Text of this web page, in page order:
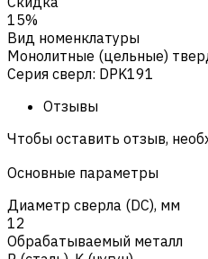
15%
Вид номенклатуры
Монолитные (цельные)
Серия сверл: DPK191
Отзывы
Чтобы оставить отзыв,
Основные параметры
Диаметр сверла (DC), мм
12
Обрабатываемый металл